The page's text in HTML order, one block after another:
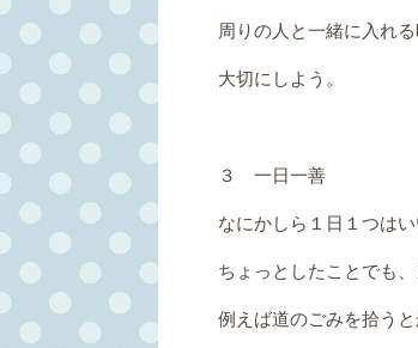
周りの人と一緒に入れ
大切にしよう。
３ 一日一善
なにかしら１日１つはい
ちょっとしたことでも
例えば道のごみを拾うと